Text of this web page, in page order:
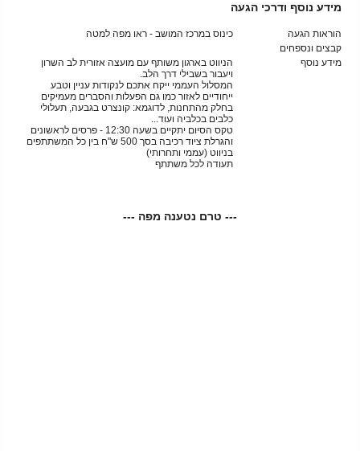
מידע נוסף ודרכי הגעה
הוראות הגעה
כינוס במרכז המושב - ראו מפה למטה
קבצים ונספחים
מידע נוסף
הניווט בארגון משותף עם מועצה אזורית לב השרון
ויעבור בשבילי דרך הלב.
המסלול העממי ייקח אתכם לנקודות עניין וטבע
ייחודיים לאזור כמו גם הפעלות והסברים מעמיקים
בחלק מהתחנות, לדוגמא: קונצרט בגבעה, תעלולי
כלבים בכלביה ועוד...
טקס הסיום יתקיים בשעה 12:30 - פרסים לראשונים
והגרלת ציוד רכיבה בסך 500 ש"ח בין כל המשתתפים
בניווט (עממי ותחרותי)
תעודה לכל משתתף
--- טרם נטענה מפה ---